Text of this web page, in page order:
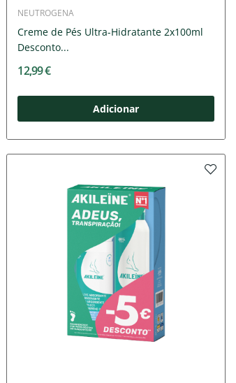
NEUTROGENA
Creme de Pés Ultra-Hidratante 2x100ml
Desconto...
12,99 €
Adicionar